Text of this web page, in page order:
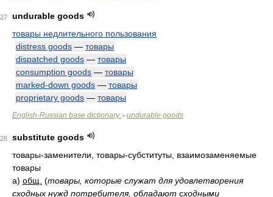
undurable goods
товары недлительного пользования
distress goods — товары
dispatched goods — товары
consumption goods — товары
marked-down goods — товары
proprietary goods — товары
English-Russian base dictionary> undurable goods
substitute goods
товары-заменители, товары-субституты, взаимозаменяемые
товары
а) общ. (товары, которые служат для удовлетворения
сходных нужд потребителя, обладают сходными